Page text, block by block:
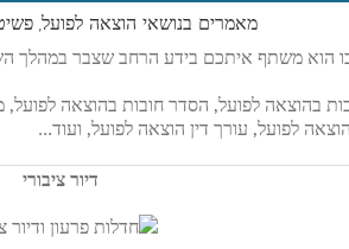
מאמרים בנושאי הוצאה לפועל,
הוא משתף איתכם בידע הרחב שצבר במהלך
בהוצאה לפועל, הסדר חובות בהוצאה
לפועל, עורך דין הוצאה לפועל, ועוד…
דיור ציבורי